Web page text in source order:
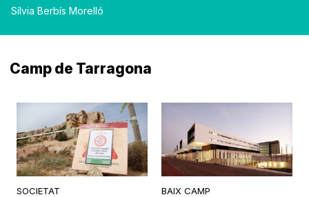
Sílvia Berbís Morelló
Camp de Tarragona
SOCIETAT BAIX CAMP